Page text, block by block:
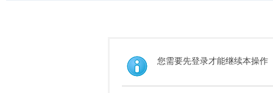
您需要先登录才能继续本操作